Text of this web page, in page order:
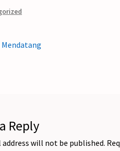
Reply
address will not be published.